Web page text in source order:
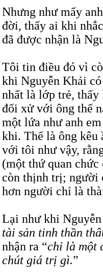
Nhưng như mấy
đời, thấy ai khi
đã được nhận là
Tôi tin điều đó vì
khi Nguyễn Khải
nhất là lớp trẻ,
đối xử với ông thế
một lứa như anh
khi. Thế là ông kêu
với tôi như vậy,
(một thứ quan
còn thịnh trị; người
hơn người chỉ là
Lại như khi
tài sản tinh thần
nhận ra “chỉ là một
chút giá trị gì.”